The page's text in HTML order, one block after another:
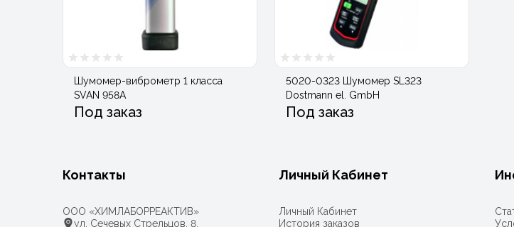
Шумомер-виброметр 1 класса
SVAN 958A
Под заказ
5020-0323 Шумомер SL323
Dostmann el. GmbH
Под заказ
Контакты
ООО «ХИМЛАБОРРЕАКТИВ»
ул. Сечевых Стрельцов, 8,
Личный Кабинет
Личный Кабинет
История заказов